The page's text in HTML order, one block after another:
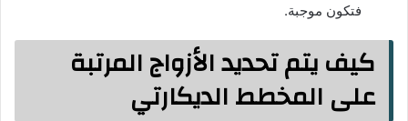
فتكون موجبة.
كيف يتم تحديد الأزواج المرتبة
على المخطط الديكارتي